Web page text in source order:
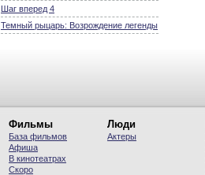
Шаг вперед 4
Темный рыцарь: Возрождение легенды
Фильмы
База фильмов
Афиша
В кинотеатрах
Скоро
Люди
Актеры